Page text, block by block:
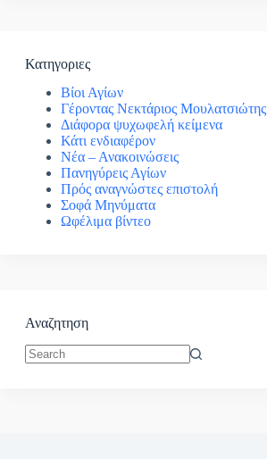
Κατηγοριες
Βίοι Αγίων
Γέροντας Νεκτάριος Μουλατσιώτης
Διάφορα ψυχωφελή κείμενα
Κάτι ενδιαφέρον
Νέα – Ανακοινώσεις
Πανηγύρεις Αγίων
Πρός αναγνώστες επιστολή
Σοφά Μηνύματα
Ωφέλιμα βίντεο
Αναζητηση